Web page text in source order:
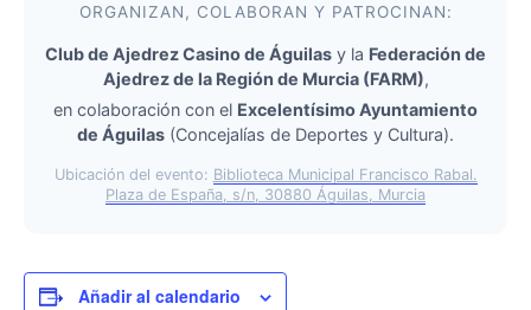
ORGANIZAN, COLABORAN Y PATROCINAN:
Club de Ajedrez Casino de Águilas y la Federación de
Ajedrez de la Región de Murcia (FARM),
en colaboración con el Excelentísimo Ayuntamiento
de Águilas (Concejalías de Deportes y Cultura).
Ubicación del evento: Biblioteca Municipal Francisco Rabal.
Plaza de España, s/n, 30880 Águilas, Murcia
Añadir al calendario